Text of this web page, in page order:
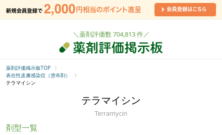
＼薬剤評価数 704,813 件／
薬剤評価掲示板TOP
表在性皮膚感染症（塗布剤）
テラマイシン
テラマイシン
Terramycin
剤型一覧